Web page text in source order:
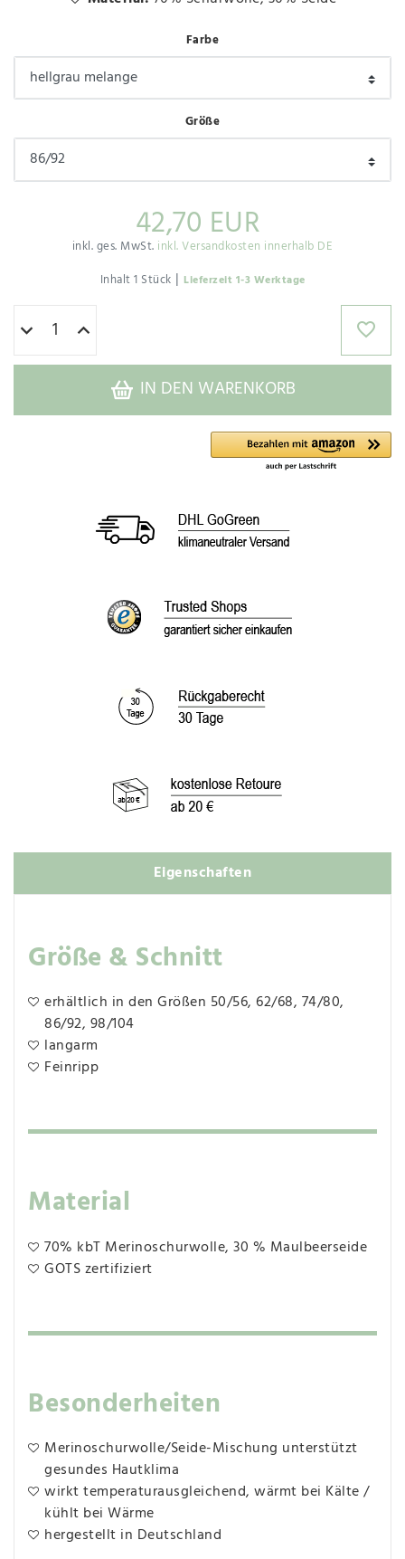
Farbe
Größe
42,70 EUR
inkl. ges. MwSt. inkl. Versandkosten innerhalb DE
Inhalt1 Stück | Lieferzeit 1-3 Werktage
IN DEN WARENKORB
Eigenschaften
Größe & Schnitt
erhältlich in den Größen 50/56, 62/68, 74/80,
86/92, 98/104
langarm
Feinripp
Material
70% kbT Merinoschurwolle, 30 % Maulbeerseide
GOTS zertifiziert
Besonderheiten
Merinoschurwolle/Seide-Mischung unterstützt
gesundes Hautklima
wirkt temperaturausgleichend, wärmt bei Kälte /
kühlt bei Wärme
hergestellt in Deutschland